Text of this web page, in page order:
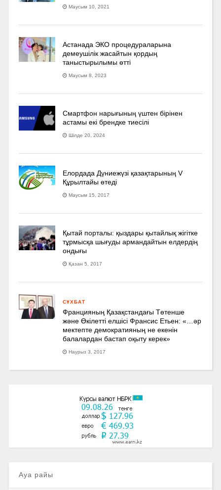
Маусым 10, 2021
Астанада ЭКО процедураларына
демеушілік жасайтын қордың
таныстырылымы өтті
Маусым 8, 2023
Смартфон нарығының үштен бірінен
астамы екі брендке тиесілі
Шілде 20, 2024
Елордада Дүниежүзі қазақтарының V
Құрылтайы өтеді
Маусым 15, 2017
Қытай порталы: қыздары қытайлық жігітке
тұрмысқа шығуды армандайтын елдердің
ондығы
Қазан 5, 2017
СҰХБАТ
Францияның Қазақстандағы Төтенше
және Өкілетті елшісі Франсис Етьен: «…әр
мектепте демократияның не екенін
балалардан бастап оқыту керек»
Наурыз 3, 2017
Ауа райы